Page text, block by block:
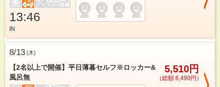
13:46
IN
8/13 (木)
【2名以上で開催】平日薄暮セルフ※ロッカー&
風呂無
5,510円
（総額 6,490円）